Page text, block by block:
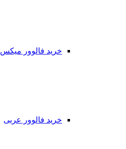
خرید فالوور میکس
خرید فالوور عربی